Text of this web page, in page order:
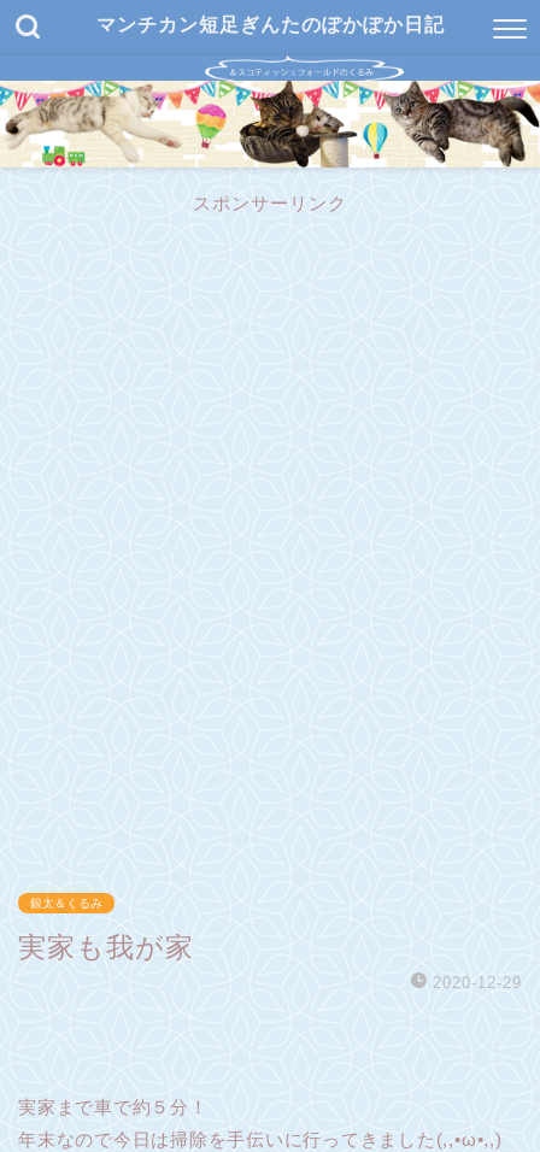
マンチカン短足ぎんたのぽかぽか日記
スポンサーリンク
銀太＆くるみ
実家も我が家
2020-12-29
実家まで車で約５分！
年末なので今日は掃除を手伝いに行ってきました(,,•ω•,,)